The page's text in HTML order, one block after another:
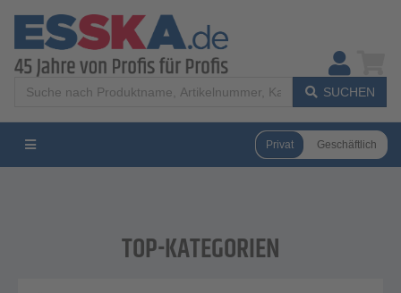
SUCHEN
Privat Geschäftlich
TOP-KATEGORIEN